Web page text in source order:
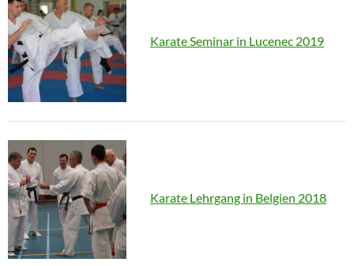
Karate Seminar in Lucenec 2019
Karate Lehrgang in Belgien 2018